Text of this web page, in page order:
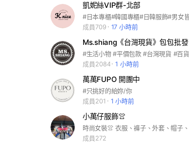
凱妮絲VIP群-北部
成員709
17 小時前
Ms.shiang《台灣現貨》包包批發
成員2084
1 小時前
萬萬FUPO 開團中
#只挑好的給妳/你
成員201
1 小時前
小萬仔服飾👚
成員272